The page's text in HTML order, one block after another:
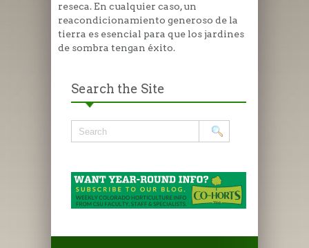
reseca. En cualquier caso, un
reacondicionamiento generoso de la
tierra es esencial para que los jardines
de sombra tengan éxito.
Search the Site